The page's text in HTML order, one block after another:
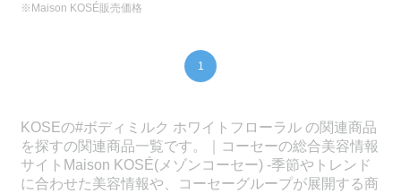
※Maison KOSÉ販売価格
1
KOSEの#ボディミルク ホワイトフローラル の関連商品
を探すの関連商品一覧です。｜コーセーの総合美容情報
サイトMaison KOSÉ(メゾンコーセー) -季節やトレンド
に合わせた美容情報や、コーセーグループが展開する商